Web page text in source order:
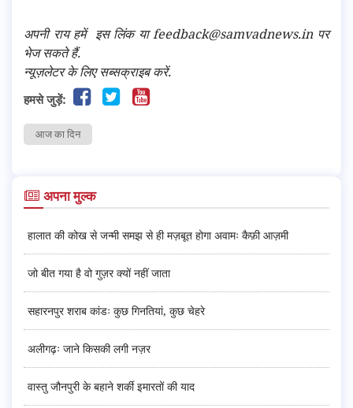
अपनी राय हमें इस लिंक या feedback@samvadnews.in पर
भेज सकते हैं.
न्यूज़लेटर के लिए सब्सक्राइब करें.
हमसे जुड़ें:
आज का दिन
अपना मुल्क
हालात की कोख से जन्मी समझ से ही मज़बूत होगा अवामः कैफ़ी आज़मी
जो बीत गया है वो गुज़र क्यों नहीं जाता
सहारनपुर शराब कांडः कुछ गिनतियां, कुछ चेहरे
अलीगढ़ः जाने किसकी लगी नज़र
वास्तु जौनपुरी के बहाने शर्की इमारतों की याद